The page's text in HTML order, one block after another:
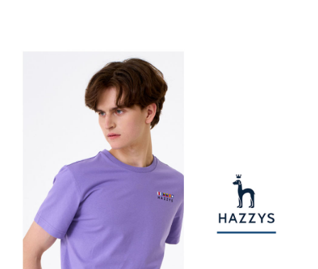
1.本服務係由「台灣大哥大股份有限公司」（以下簡稱本公司）所提供，讓
用戶於交易時，得透過本服務購買商品或服務，並由商店將買賣／分期付款
買賣價金債權讓與本公司後，依約使用本公司帳單繳交帳款。
2.基於同意付款使用「大哥付你分期」之契約關係目的，商店將以您的個人
資料（包含姓名、電話或地址）提供予台灣大哥大進項蒐集、處理及利用，
由本公司與您本人進行分期帳單所需資料之確認、核對及更正。
3.完整用戶服務條款，請詳閱以下連結：
３．收到繳費通知簡訊後14天內，點擊此簡訊中的連結，可透過四大超商／
ATM／網路銀行／等多元方式進行付款，方視為交易完成。
※ 請注意：結帳手續完成當下不需立刻繳費，但若您需要取消訂單，請聯絡
購買商品的店家。未經商家同意取消之訂單仍視為有效，需透過AFTEE先享
後付繳納相關費用。
※ 交易是否成功請以「AFTEE先享後付 」之結帳頁面顯示為準，若有關於
是否繳費成功／繳費後需取消欲退款等相關疑問，請聯繫「AFTEE先享後付
https://netprotections.freshdesk.com/support/home
【注意事項】
１．透過由恩沛科技股份有限公司提供之「AFTEE先享後付」服務完成之交
易，需依本服務之必要範圍內提供個人資料，並將交易相關給付款項請求債
權轉讓予恩沛科技股份有限公司。
２．關於個人資料處理事宜，請瀏覽以下網址：
https://aftee.tw/terms/#terms3
３．未成年的使用者請事先徵得法定代理人或監護人之同意方可使用
「AFTEE先享後付」，若未經同意申辦者引起之損失，本公司不負相關責
每筆NT$80，滿NT$2,000(含以上)免運費
每筆NT$80，滿NT$2,000(含以上)免運費
7-11取貨付款
每筆NT$80，滿NT$2,000(含以上)免運費
付款後7-11取貨
每筆NT$80，滿NT$2,000(含以上)免運費